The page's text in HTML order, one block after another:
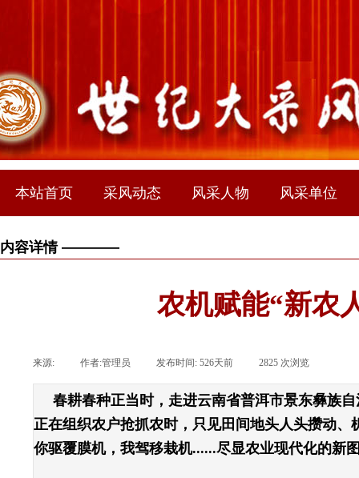
本站首页 采风动态 风采人物 风采单位
内容详情 ————
农机赋能“新农
来源: 作者:管理员 发布时间: 526天前 2825 次浏览
春耕春种正当时，走进云南省普洱市景东彝族
正在组织农户抢抓农时，只见田间地头人头攒动
你驱覆膜机，我驾移栽机......尽显农业现代化的新